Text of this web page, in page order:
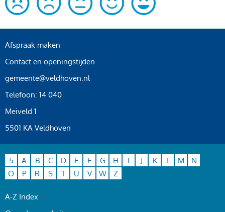
Afspraak maken
Contact en openingstijden
gemeente@veldhoven.nl
Telefoon: 14 040
Meiveld 1
5501 KA Veldhoven
5 A B C D E F G H I J K L M
N
O
P R S T U V W Z
A-Z Index